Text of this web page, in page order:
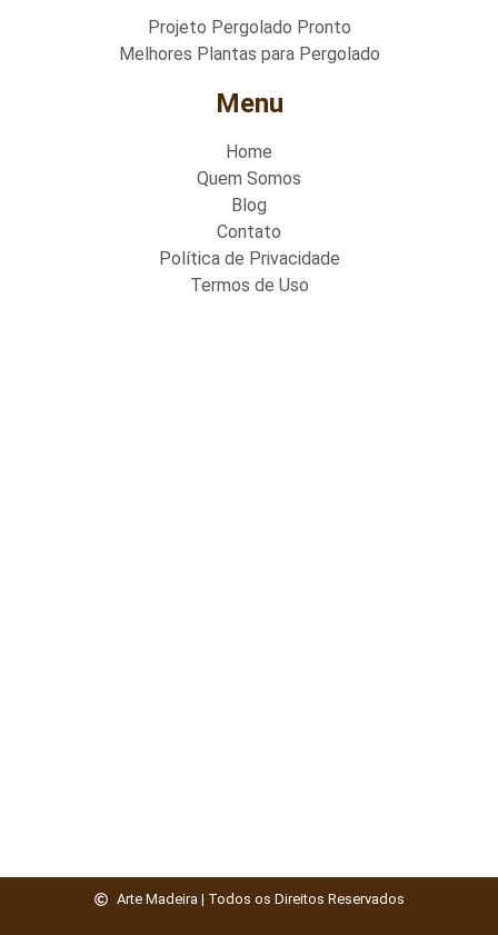
Projeto Pergolado Pronto
Melhores Plantas para Pergolado
Menu
Home
Quem Somos
Blog
Contato
Política de Privacidade
Termos de Uso
Arte Madeira | Todos os Direitos Reservados